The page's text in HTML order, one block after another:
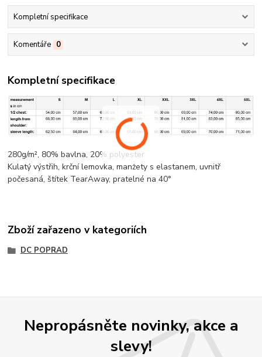
Kompletní specifikace
Komentáře 0
Kompletní specifikace
280g/m², 80%bavlna, 20% polyester
Kulatý výstřih,krční lemovka, manžety s elastanem, uvnitř
počesaná, štítek TearAway, pratelné na 40°
Zboží zařazeno v kategoriích
DC POPRAD
Nepropásněte novinky, akce a
slevy!